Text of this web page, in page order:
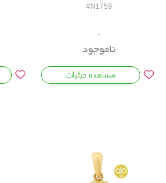
#N1759
ناموجود
مشاهده جزئیات